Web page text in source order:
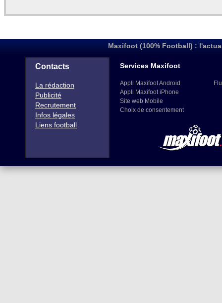
Maxifoot (100% Football) :
Contacts
La rédaction
Publicité
Recrutement
Infos légales
Liens football
Services Maxifoot
Appli Maxifoot Android
Appli Maxifoot iPhone
Site web Mobile
Choix de consentement